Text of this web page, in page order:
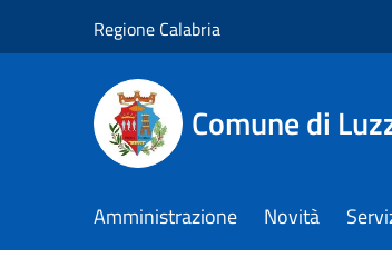
Regione Calabria
Comune di
Amministrazione Novità